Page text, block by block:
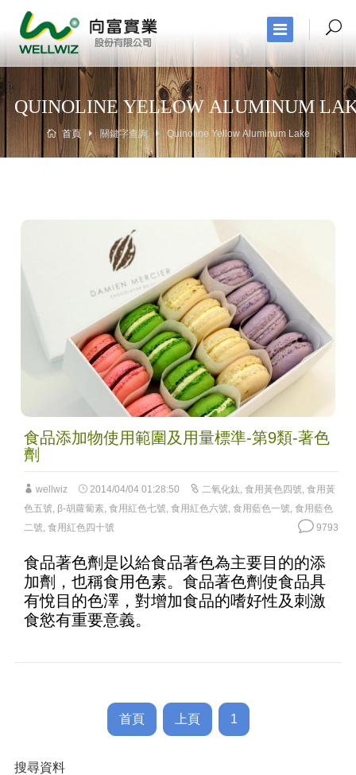
QUINOLINE YELLOW ALUMINUM
首頁 關鍵字查詢 Quinoline Yellow Aluminum Lake
食品添加物使用範圍及用量標準-第9類-著色
劑
wellwiz 2014/04/04 01:28:50 二氧化鈦 食用黃色四號 食用黃
色五號 β-胡蘿蔔素, 食用紅色七號 食用紅色六號 食用藍色一號 食用藍色
二號 食用紅色四十號 9793
食品著色劑是以給食品著色為主要目的的添
加劑，也稱食用色素。食品著色劑使食品具
有悅目的色澤，對增加食品的嗜好性及刺激
食慾有重要意義。
首頁 上頁 1
搜尋資料